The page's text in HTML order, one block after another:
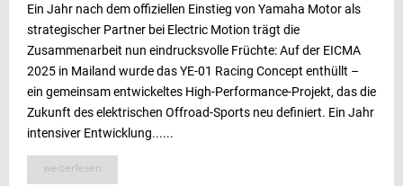
Ein Jahr nach dem offiziellen Einstieg von Yamaha Motor als
strategischer Partner bei Electric Motion trägt die
Zusammenarbeit nun eindrucksvolle Früchte: Auf der EICMA
2025 in Mailand wurde das YE-01 Racing Concept enthüllt –
ein gemeinsam entwickeltes High-Performance-Projekt, das die
Zukunft des elektrischen Offroad-Sports neu definiert. Ein Jahr
intensiver Entwicklung......
weiterlesen